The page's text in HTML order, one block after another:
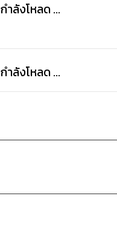
กำลังโหลด ...
กำลังโหลด ...